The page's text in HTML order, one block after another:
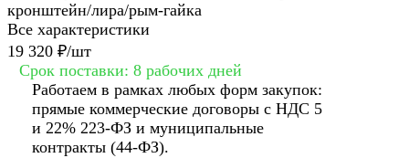
кронштейн/лира/рым-гайка
Все характеристики
19 320 ₽/шт
Срок поставки: 8 рабочих дней
Работаем в рамках любых форм закупок:
прямые коммерческие договоры с НДС 5
и 22% 223-ФЗ и муниципальные
контракты (44-ФЗ).